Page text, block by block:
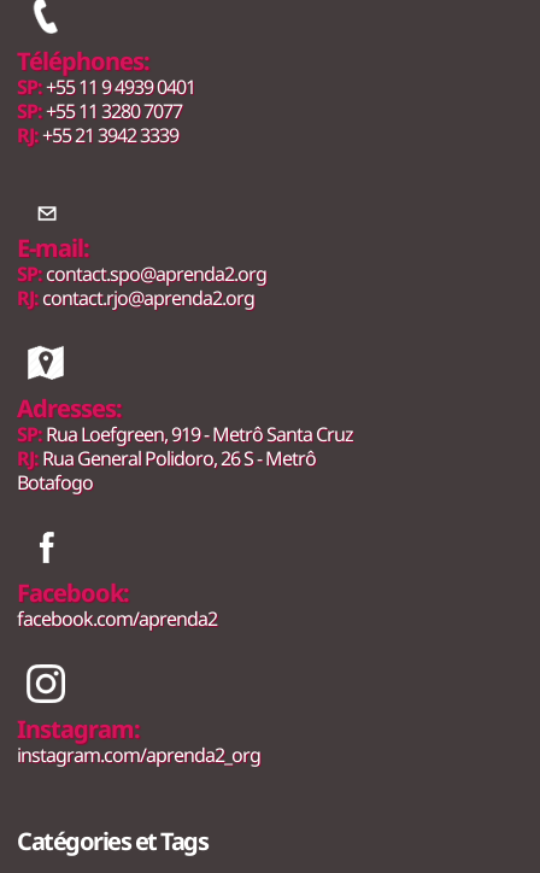
Téléphones:
SP:+55 11 9 4939 0401
SP:+55 11 3280 7077
RJ:+55 21 3942 3339
E-mail:
SP:contact.spo@aprenda2.org
RJ:contact.rjo@aprenda2.org
Adresses:
SP:Rua Loefgreen, 919 - Metrô Santa Cruz
RJ:Rua General Polidoro, 26 S - Metrô
Botafogo
Facebook:
facebook.com/aprenda2
Instagram:
instagram.com/aprenda2_org
Catégories et Tags